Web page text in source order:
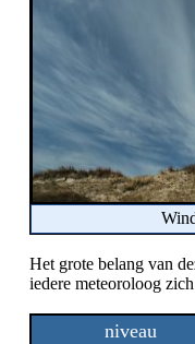
Het grote belang van
iedere meteoroloog
niveau